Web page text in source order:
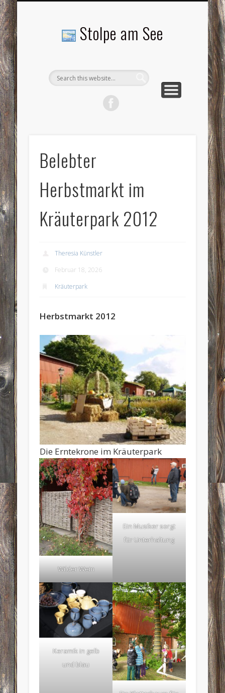
Stolpe am See
Belebter
Herbstmarkt im
Kräuterpark 2012
Theresia Künstler
Februar 18, 2026
Kräuterpark
Herbstmarkt 2012
Die Erntekrone im Kräuterpark
Wilder Wein
Ein Musiker sorgt
für Unterhaltung
Keramik in gelb
und blau